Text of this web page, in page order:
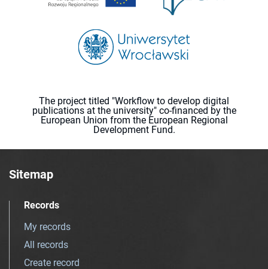
The project titled "Workflow to develop digital
publications at the university" co-financed by the
European Union from the European Regional
Development Fund.
Sitemap
Records
My records
All records
Create record